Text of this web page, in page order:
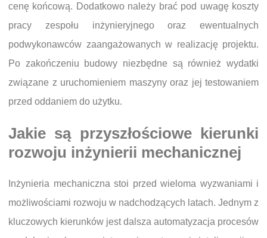
cenę końcową. Dodatkowo należy brać pod uwagę koszty
pracy zespołu inżynieryjnego oraz ewentualnych
podwykonawców zaangażowanych w realizację projektu.
Po zakończeniu budowy niezbędne są również wydatki
związane z uruchomieniem maszyny oraz jej testowaniem
przed oddaniem do użytku.
Jakie są przyszłościowe kierunki
rozwoju inżynierii mechanicznej
Inżynieria mechaniczna stoi przed wieloma wyzwaniami i
możliwościami rozwoju w nadchodzących latach. Jednym z
kluczowych kierunków jest dalsza automatyzacja procesów